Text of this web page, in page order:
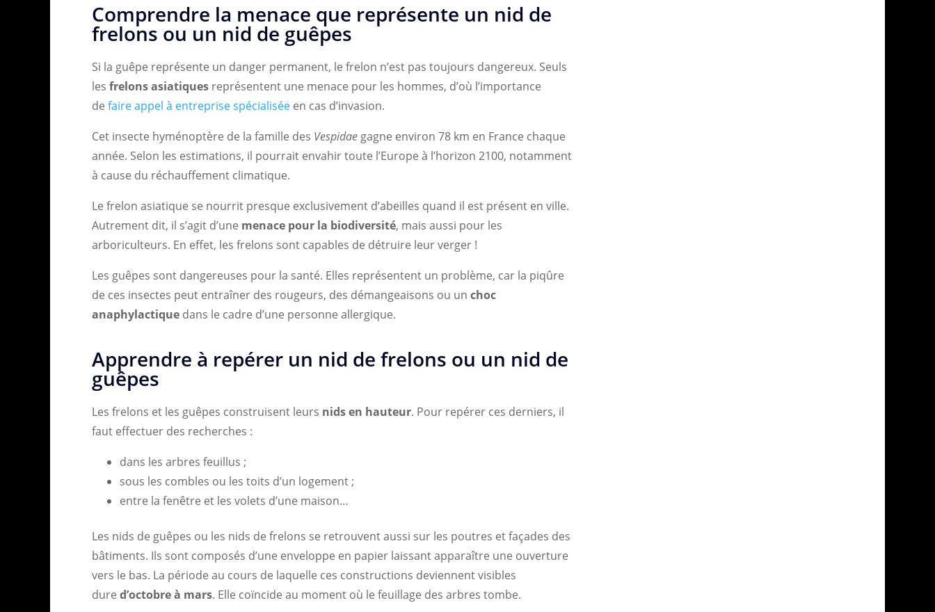
Comprendre la menace que représente un nid de
frelons ou un nid de guêpes
Si la guêpe représente un danger permanent, le frelon n’est pas toujours dangereux. Seuls
les frelons asiatiques représentent une menace pour les hommes, d’où l’importance
de faire appel à entreprise spécialisée en cas d’invasion.
Cet insecte hyménoptère de la famille des Vespidae gagne environ 78 km en France chaque
année. Selon les estimations, il pourrait envahir toute l’Europe à l’horizon 2100, notamment
à cause du réchauffement climatique.
Le frelon asiatique se nourrit presque exclusivement d’abeilles quand il est présent en ville.
Autrement dit, il s’agit d’une menace pour la biodiversité, mais aussi pour les
arboriculteurs. En effet, les frelons sont capables de détruire leur verger !
Les guêpes sont dangereuses pour la santé. Elles représentent un problème, car la piqûre
de ces insectes peut entraîner des rougeurs, des démangeaisons ou un choc
anaphylactique dans le cadre d’une personne allergique.
Apprendre à repérer un nid de frelons ou un nid de
guêpes
Les frelons et les guêpes construisent leurs nids en hauteur. Pour repérer ces derniers, il
faut effectuer des recherches :
dans les arbres feuillus ;
sous les combles ou les toits d’un logement ;
entre la fenêtre et les volets d’une maison…
Les nids de guêpes ou les nids de frelons se retrouvent aussi sur les poutres et façades des
bâtiments. Ils sont composés d’une enveloppe en papier laissant apparaître une ouverture
vers le bas. La période au cours de laquelle ces constructions deviennent visibles
dure d’octobre à mars. Elle coïncide au moment où le feuillage des arbres tombe.